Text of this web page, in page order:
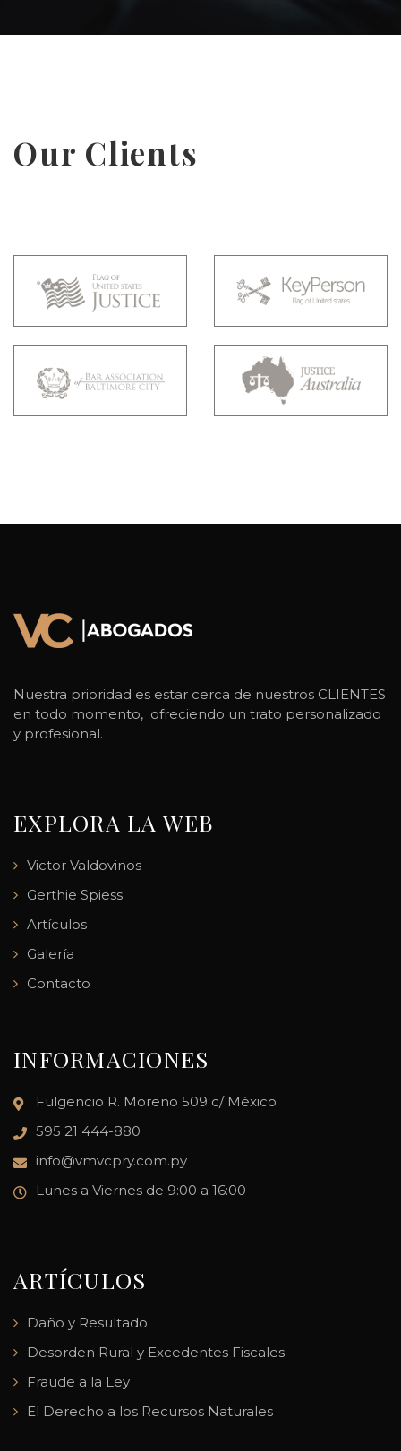
Our Clients
Nuestra prioridad es estar cerca de nuestros CLIENTES
en todo momento, ofreciendo un trato personalizado
y profesional.
EXPLORA LA WEB
Victor Valdovinos
Gerthie Spiess
Artículos
Galería
Contacto
INFORMACIONES
Fulgencio R. Moreno 509 c/ México
595 21 444-880
info@vmvcpry.com.py
Lunes a Viernes de 9:00 a 16:00
ARTÍCULOS
Daño y Resultado
Desorden Rural y Excedentes Fiscales
Fraude a la Ley
El Derecho a los Recursos Naturales